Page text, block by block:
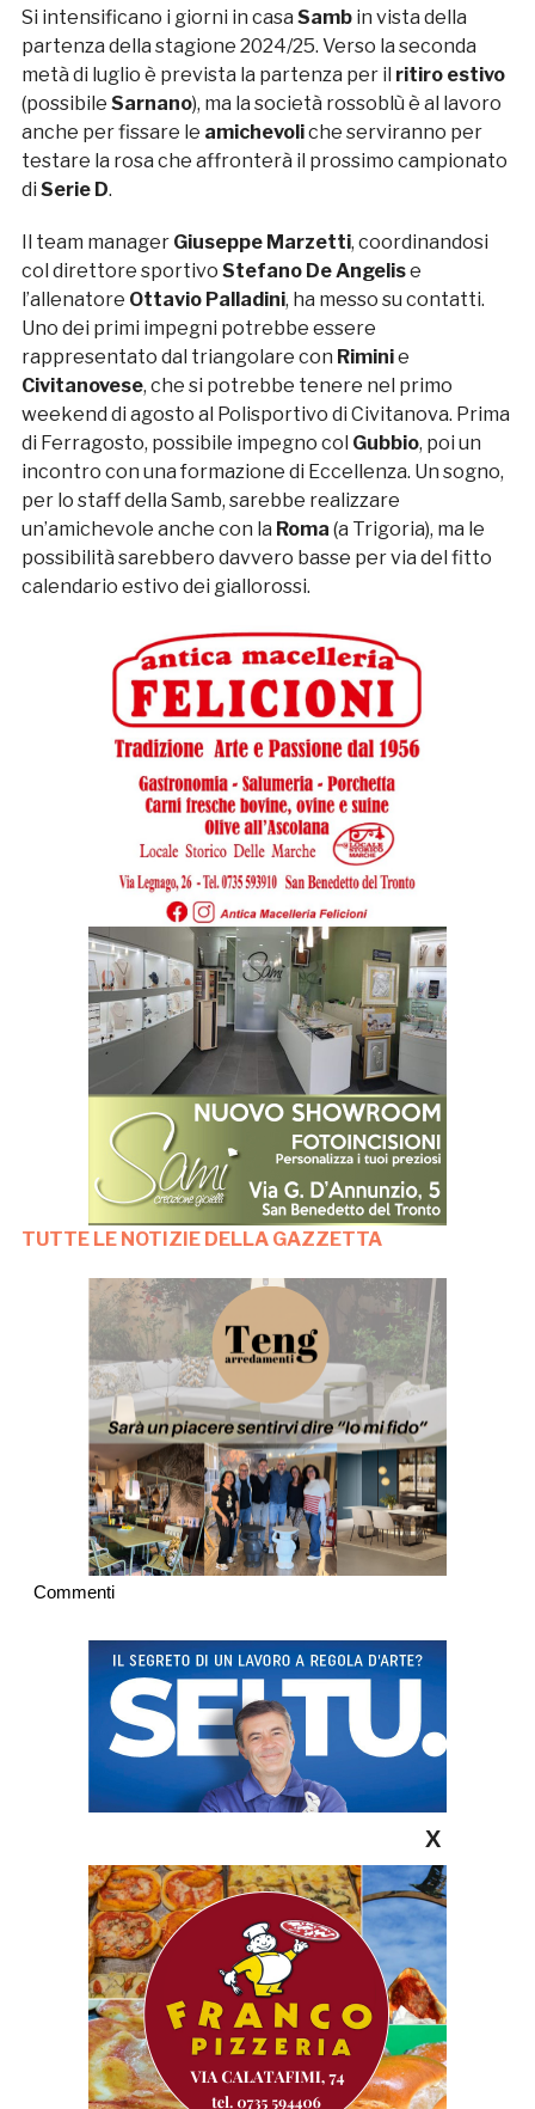
Si intensificano i giorni in casa Sambin vista della
partenza della stagione 2024/25. Verso la seconda
metà di luglio è prevista la partenza per il ritiro estivo
(possibile Sarnano), ma la società rossoblù è al lavoro
anche per fissare le amichevoliche serviranno per
testare la rosa che affronterà il prossimo campionato
di Serie D.
Il team manager Giuseppe Marzetti, coordinandosi
col direttore sportivo Stefano De Angelise
l’allenatore Ottavio Palladini, ha messo su contatti.
Uno dei primi impegni potrebbe essere
rappresentato dal triangolare con Riminie
Civitanovese, che si potrebbe tenere nel primo
weekend di agosto al Polisportivo di Civitanova. Prima
di Ferragosto, possibile impegno col Gubbio, poi un
incontro con una formazione di Eccellenza. Un sogno,
per lo staff della Samb, sarebbe realizzare
un’amichevole anche con la Roma (a Trigoria), ma le
possibilità sarebbero davvero basse per via del fitto
calendario estivo dei giallorossi.
TUTTE LE NOTIZIE DELLA GAZZETTA
Commenti
X